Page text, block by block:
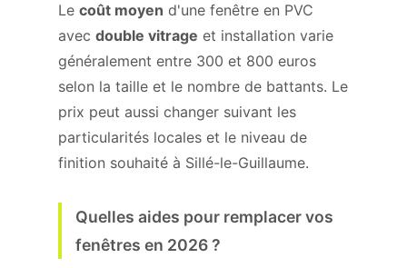
Le coût moyen d'une fenêtre en PVC
avec double vitrage et installation varie
généralement entre 300 et 800 euros
selon la taille et le nombre de battants. Le
prix peut aussi changer suivant les
particularités locales et le niveau de
finition souhaité à Sillé-le-Guillaume.
Quelles aides pour remplacer vos
fenêtres en 2026 ?